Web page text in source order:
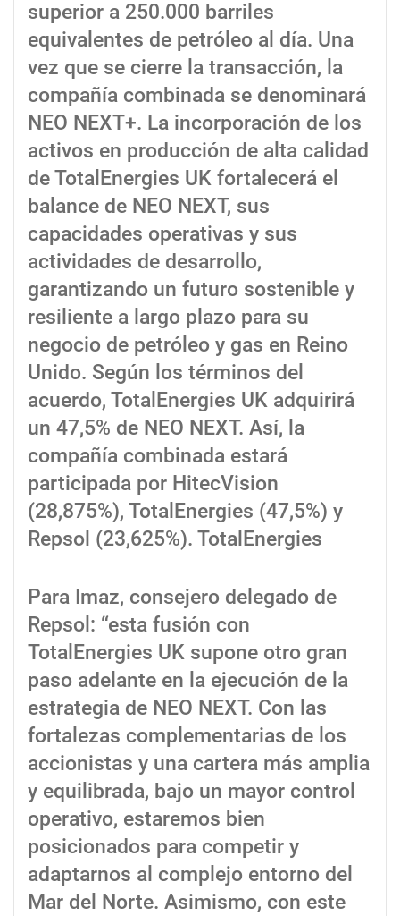
superior a 250.000 barriles
equivalentes de petróleo al día. Una
vez que se cierre la transacción, la
compañía combinada se denominará
NEO NEXT+. La incorporación de los
activos en producción de alta calidad
de TotalEnergies UK fortalecerá el
balance de NEO NEXT, sus
capacidades operativas y sus
actividades de desarrollo,
garantizando un futuro sostenible y
resiliente a largo plazo para su
negocio de petróleo y gas en Reino
Unido. Según los términos del
acuerdo, TotalEnergies UK adquirirá
un 47,5% de NEO NEXT. Así, la
compañía combinada estará
participada por HitecVision
(28,875%), TotalEnergies (47,5%) y
Repsol (23,625%). TotalEnergies
Para Imaz, consejero delegado de
Repsol: “esta fusión con
TotalEnergies UK supone otro gran
paso adelante en la ejecución de la
estrategia de NEO NEXT. Con las
fortalezas complementarias de los
accionistas y una cartera más amplia
y equilibrada, bajo un mayor control
operativo, estaremos bien
posicionados para competir y
adaptarnos al complejo entorno del
Mar del Norte. Asimismo, con este